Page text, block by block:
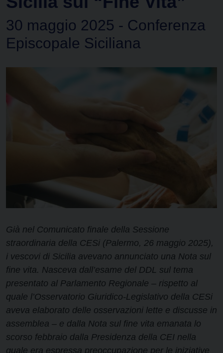
30 maggio 2025 - Conferenza
Episcopale Siciliana
Già nel Comunicato finale della Sessione
straordinaria della CESi (Palermo, 26 maggio 2025),
i vescovi di Sicilia avevano annunciato una Nota sul
fine vita. Nasceva dall’esame del DDL sul tema
presentato al Parlamento Regionale – rispetto al
quale l’Osservatorio Giuridico-Legislativo della CESi
aveva elaborato delle osservazioni lette e discusse in
assemblea – e dalla Nota sul fine vita emanata lo
scorso febbraio dalla Presidenza della CEI nella
quale era espressa preoccupazione per le iniziative